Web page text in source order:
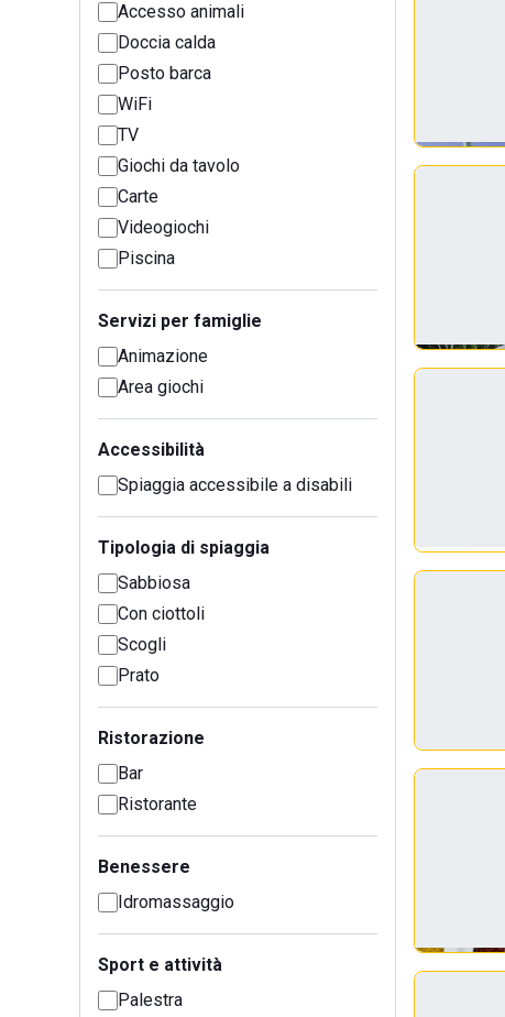
Accesso animali
Doccia calda
Posto barca
WiFi
TV
Giochi da tavolo
Carte
Videogiochi
Piscina
Servizi per famiglie
Animazione
Area giochi
Accessibilità
Spiaggia accessibile a disabili
Tipologia di spiaggia
Sabbiosa
Con ciottoli
Scogli
Prato
Ristorazione
Bar
Ristorante
Benessere
Idromassaggio
Sport e attività
Palestra